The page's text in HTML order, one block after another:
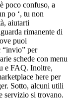
poco confuso, a
po ‘, tu non
aiutarti
rimanente di
puoi
“invio” per
schede con menu
e FAQ. Inoltre,
here per
Sotto, alcuni utili
servizio si trovano.